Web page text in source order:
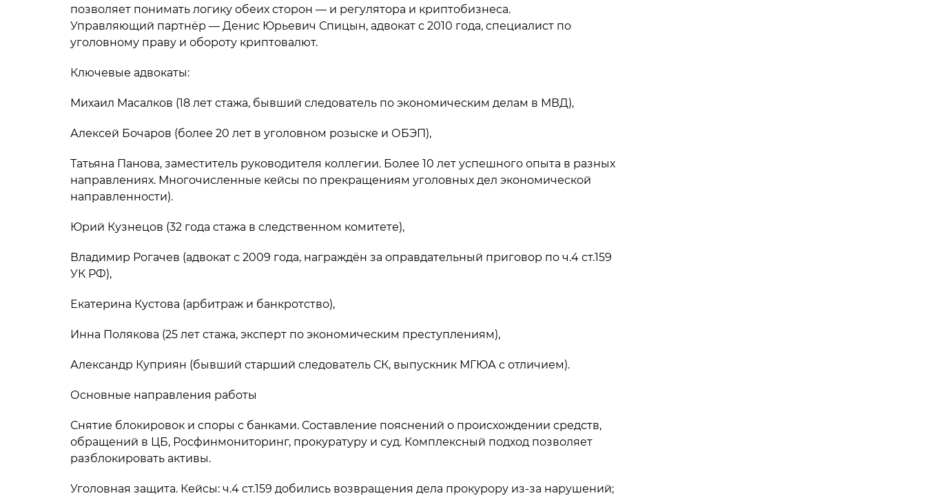
позволяет понимать логику обеих сторон — и регулятора и криптобизнеса.
Управляющий партнёр — Денис Юрьевич Спицын, адвокат с 2010 года, специалист по
уголовному праву и обороту криптовалют.
Ключевые адвокаты:
Михаил Масалков (18 лет стажа, бывший следователь по экономическим делам в МВД),
Алексей Бочаров (более 20 лет в уголовном розыске и ОБЭП),
Татьяна Панова, заместитель руководителя коллегии. Более 10 лет успешного опыта в разных
направлениях. Многочисленные кейсы по прекращениям уголовных дел экономической
направленности).
Юрий Кузнецов (32 года стажа в следственном комитете),
Владимир Рогачев (адвокат с 2009 года, награждён за оправдательный приговор по ч.4 ст.159
УК РФ),
Екатерина Кустова (арбитраж и банкротство),
Инна Полякова (25 лет стажа, эксперт по экономическим преступлениям),
Александр Куприян (бывший старший следователь СК, выпускник МГЮА с отличием).
Основные направления работы
Снятие блокировок и споры с банками. Составление пояснений о происхождении средств,
обращений в ЦБ, Росфинмониторинг, прокуратуру и суд. Комплексный подход позволяет
разблокировать активы.
Уголовная защита. Кейсы: ч.4 ст.159 добились возвращения дела прокурору из-за нарушений;